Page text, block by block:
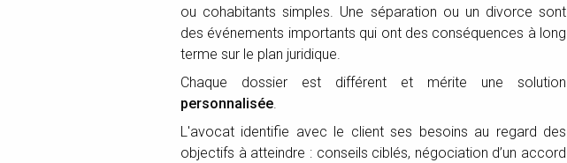
ou cohabitants simples. Une séparation ou un divorce sont
des événements importants qui ont des conséquences à long
terme sur le plan juridique.
Chaque dossier est différent et mérite une solution
personnalisée.
L'avocat identifie avec le client ses besoins au regard des
objectifs à atteindre : conseils ciblés, négociation d’un accord